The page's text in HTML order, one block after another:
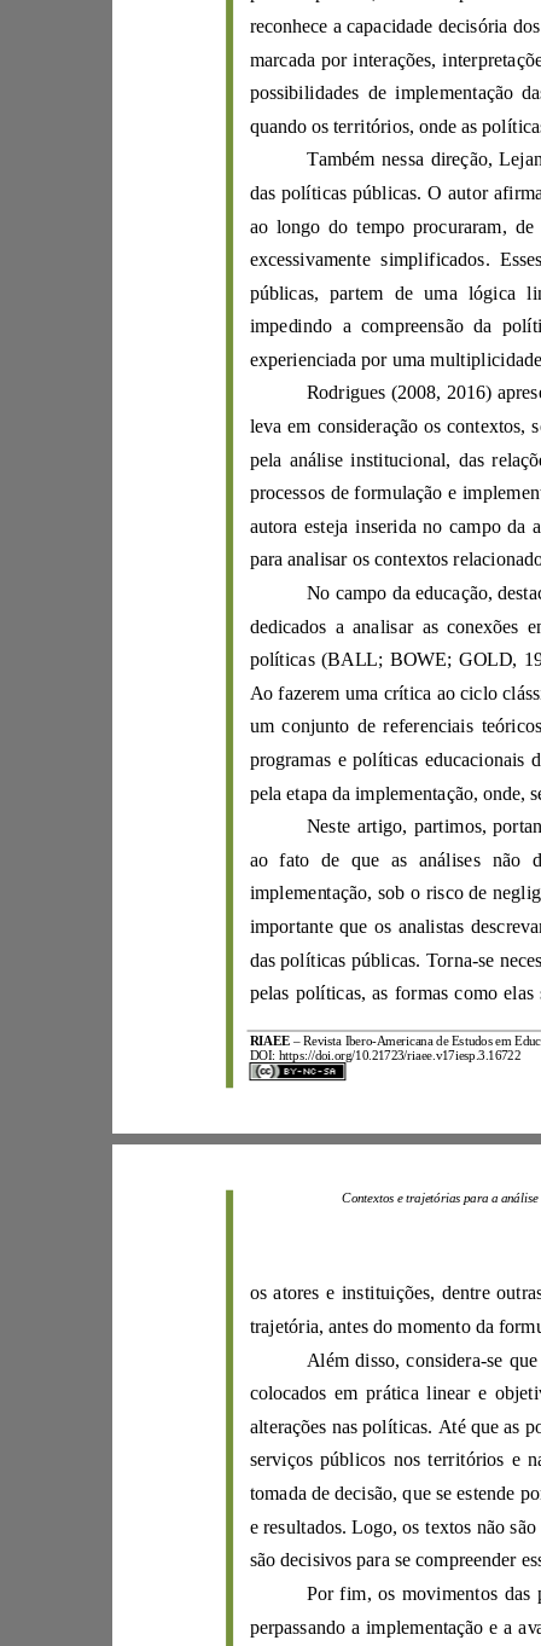
RIAEE –R evista Ibero-A mericana de Estudos em Ed
DOI: https://d oi.org/10.21723/riaee.v17iesp.3.16722
reconhece a
m
arcada por inte rações, interpretaç
Também nessa direção,
a
excessiv amente simplificado s. Esse
experienci ada por uma multipl
icidade
Rodrigu es ( 2008, 2016
pela análise instituciona
autora esteja ins
para
analisar os con textos
dedicado
políticas (
BALL; BOWE; GOLD,
um con
programas e
políticas educacion
ao fato de que as análises nã
da s políticas pública s. Torna- se nec
Contextos e trajetó
os atores e institu
trajet ór ia, an tes do mome nto
Além disso, considera-
colocados em
alt
erações nas polí ticas. Até que as p
tomada
e resultados. L ogo, os t extos
Por fim, os
perpassan
do a implementaç